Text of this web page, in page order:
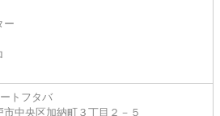
ー
トフタバ
市中央区加納町３丁目２－５